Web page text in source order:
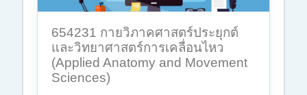
654231 กายวิภาคศาสตร์ประยุกต์
และวิทยาศาสตร์การเคลื่อนไหว
(Applied Anatomy and Movement
Sciences)